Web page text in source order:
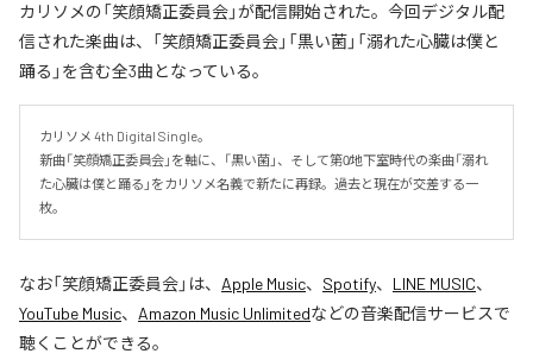
カリソメの「笑顔矯正委員会」が配信開始された。今回デジタル配
信された楽曲は、「笑顔矯正委員会」「黒い菌」「溺れた心臓は僕と
踊る」を含む全3曲となっている。
カリソメ 4th Digital Single。
新曲「笑顔矯正委員会」を軸に、「黒い菌」、そして第0̸地下室時代の楽曲「溺れ
た心臓は僕と踊る」をカリソメ名義で新たに再録。過去と現在が交差する一
枚。
なお「笑顔矯正委員会」は、 Apple Music、 Spotify、 LINE MUSIC、
YouTube Music、 Amazon Music Unlimitedなどの音楽配信サービスで
聴くことができる。